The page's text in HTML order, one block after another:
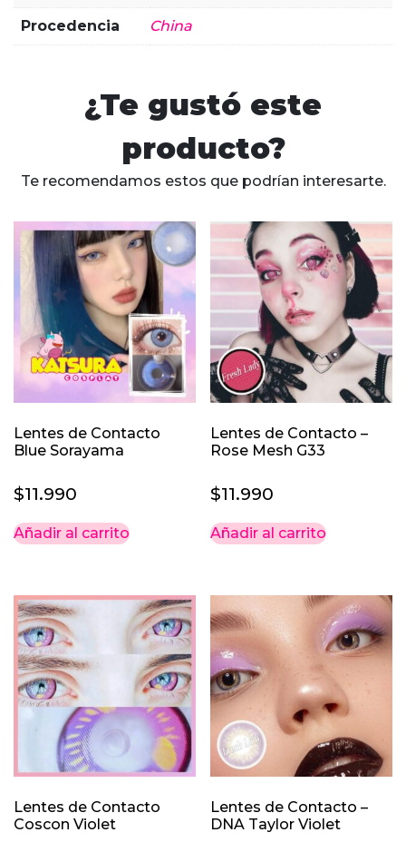
Procedencia China
¿Te gustó este
producto?
Te recomendamos estos que podrían interesarte.
Lentes de Contacto
Blue Sorayama
$11.990
Añadir al carrito
Lentes de Contacto –
Rose Mesh G33
$11.990
Añadir al carrito
Lentes de Contacto
Coscon Violet
Lentes de Contacto –
DNA Taylor Violet